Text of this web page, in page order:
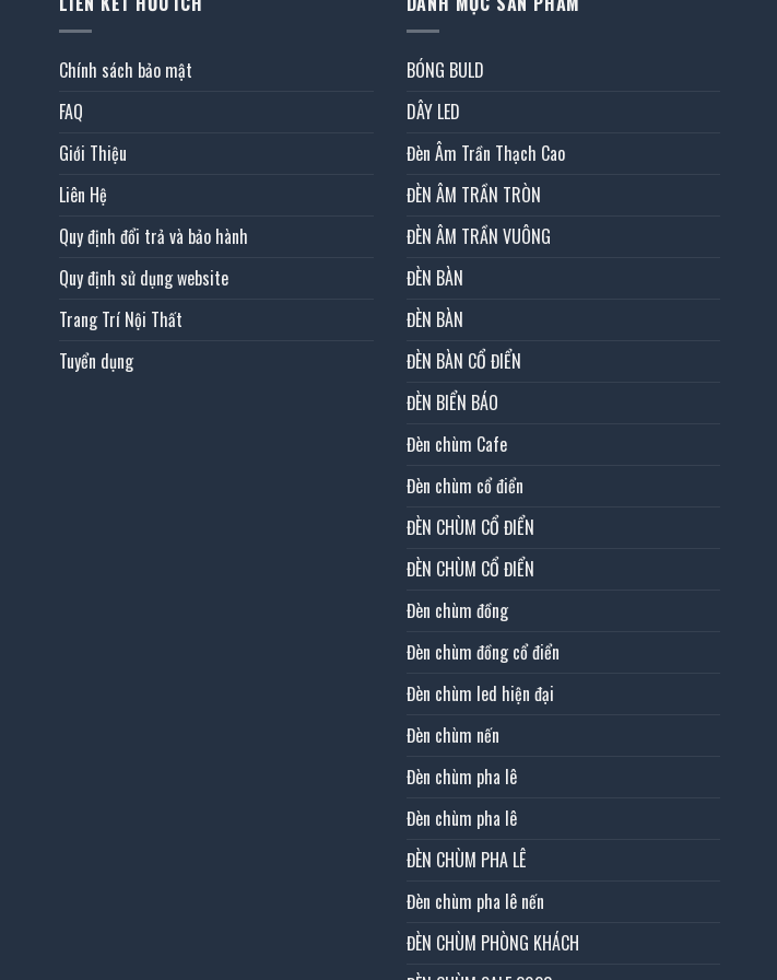
Chính sách bảo mật
FAQ
Giới Thiệu
Liên Hệ
Quy định đổi trả và bảo hành
Quy định sử dụng website
Trang Trí Nội Thất
Tuyển dụng
BÓNG BULD
DÂY LED
Đèn Âm Trần Thạch Cao
ĐÈN ÂM TRẦN TRÒN
ĐÈN ÂM TRẦN VUÔNG
ĐÈN BÀN
ĐÈN BÀN
ĐÈN BÀN CỔ ĐIỂN
ĐÈN BIỂN BÁO
Đèn chùm Cafe
Đèn chùm cổ điển
ĐÈN CHÙM CỔ ĐIỂN
ĐÈN CHÙM CỔ ĐIỂN
Đèn chùm đồng
Đèn chùm đồng cổ điển
Đèn chùm led hiện đại
Đèn chùm nến
Đèn chùm pha lê
Đèn chùm pha lê
ĐÈN CHÙM PHA LÊ
Đèn chùm pha lê nến
ĐÈN CHÙM PHÒNG KHÁCH